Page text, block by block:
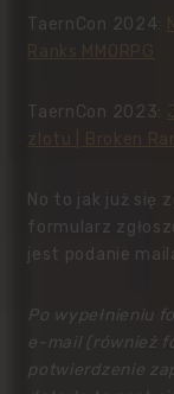
TaernCon 2024:
Ranks MMORPG
TaernCon 2023:
No to jak już się
formularz
jest podanie
Po wypełnieniu
e-mail (również
potwierdzenie